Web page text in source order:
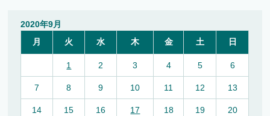
2020年9月
月
火 水 木 金 土 日
1 2 3 4 5 6
7 8 9 10 11 12 13
14 15 16 17 18 19 20